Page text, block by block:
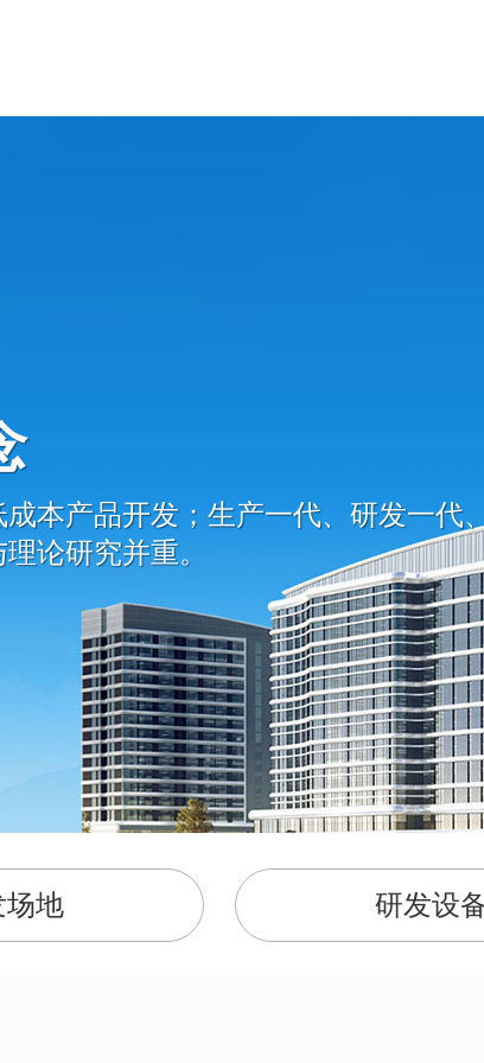
本产品开发；生产一代、研发一代
论研究并重。
场地 研发设